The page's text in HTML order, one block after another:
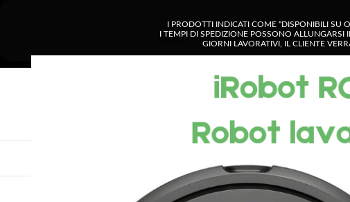
I PRODOTTI INDICATI COME “DISPONIBILI SU
I TEMPI DI SPEDIZIONE POSSONO ALLUNGARSI
GIORNI LAVORATIVI, IL CLIENTE
SELEZIONA CATEGORIA